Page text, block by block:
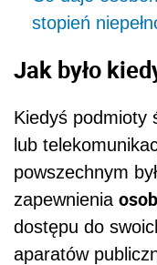
stopień
Jak było
Kiedyś podmioty
lub
powszechnym
zapewnienia
dostępu do
aparatów